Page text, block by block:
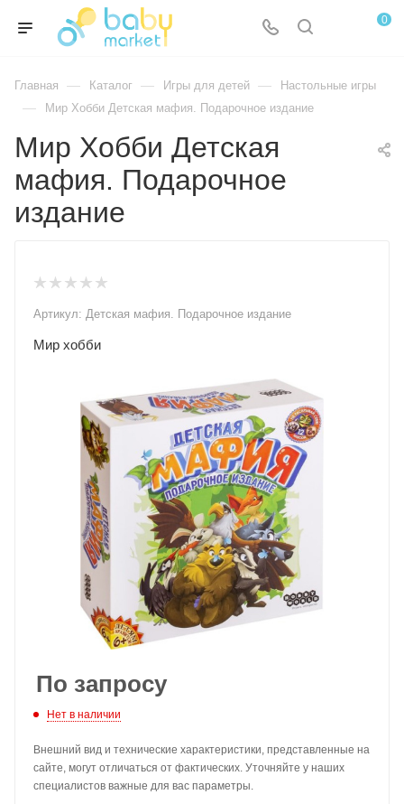
0
Главная — Каталог — Игры для детей — Настольные игры
— Мир Хобби Детская мафия. Подарочное издание
Мир Хобби Детская
мафия. Подарочное
издание
Артикул: Детская мафия. Подарочное издание
Мир хобби
По запросу
Нет в наличии
Внешний вид и технические характеристики, представленные на
сайте, могут отличаться от фактических. Уточняйте у наших
специалистов важные для вас параметры.